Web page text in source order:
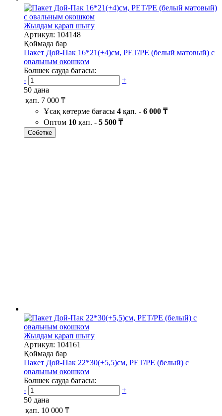
Жылдам қарап шығу
Артикул: 104148
Қоймада бар
Пакет Дой-Пак 16*21(+4)см, PET/PE (белый матовый) с
овальным окошком
Бөлшек сауда бағасы:
-
+
50 дана
қап. 7 000 ₸
Ұсақ көтерме бағасы 4 қап. - 6 000 ₸
Оптом 10 қап. - 5 500 ₸
Себетке
Жылдам қарап шығу
Артикул: 104161
Қоймада бар
Пакет Дой-Пак 22*30(+5,5)см, PET/PE (белый) с
овальным окошком
Бөлшек сауда бағасы:
-
+
50 дана
қап. 10 000 ₸